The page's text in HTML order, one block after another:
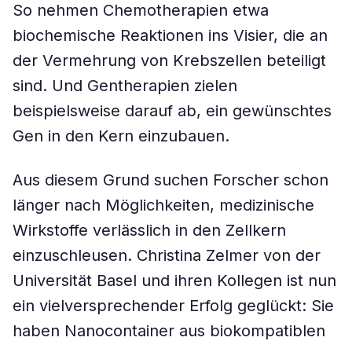
So nehmen Chemotherapien etwa
biochemische Reaktionen ins Visier, die an
der Vermehrung von Krebszellen beteiligt
sind. Und Gentherapien zielen
beispielsweise darauf ab, ein gewünschtes
Gen in den Kern einzubauen.
Aus diesem Grund suchen Forscher schon
länger nach Möglichkeiten, medizinische
Wirkstoffe verlässlich in den Zellkern
einzuschleusen. Christina Zelmer von der
Universität Basel und ihren Kollegen ist nun
ein vielversprechender Erfolg geglückt: Sie
haben Nanocontainer aus biokompatiblen